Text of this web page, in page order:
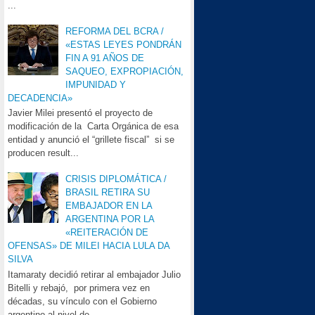
REFORMA DEL BCRA /
«ESTAS LEYES PONDRÁN
FIN A 91 AÑOS DE
SAQUEO, EXPROPIACIÓN,
IMPUNIDAD Y
DECADENCIA»
Javier Milei presentó el proyecto de
modificación de la Carta Orgánica de esa
entidad y anunció el “grillete fiscal” si se
producen result...
CRISIS DIPLOMÁTICA /
BRASIL RETIRA SU
EMBAJADOR EN LA
ARGENTINA POR LA
«REITERACIÓN DE
OFENSAS» DE MILEI HACIA LULA DA
SILVA
Itamaraty decidió retirar al embajador Julio
Bitelli y rebajó, por primera vez en
décadas, su vínculo con el Gobierno